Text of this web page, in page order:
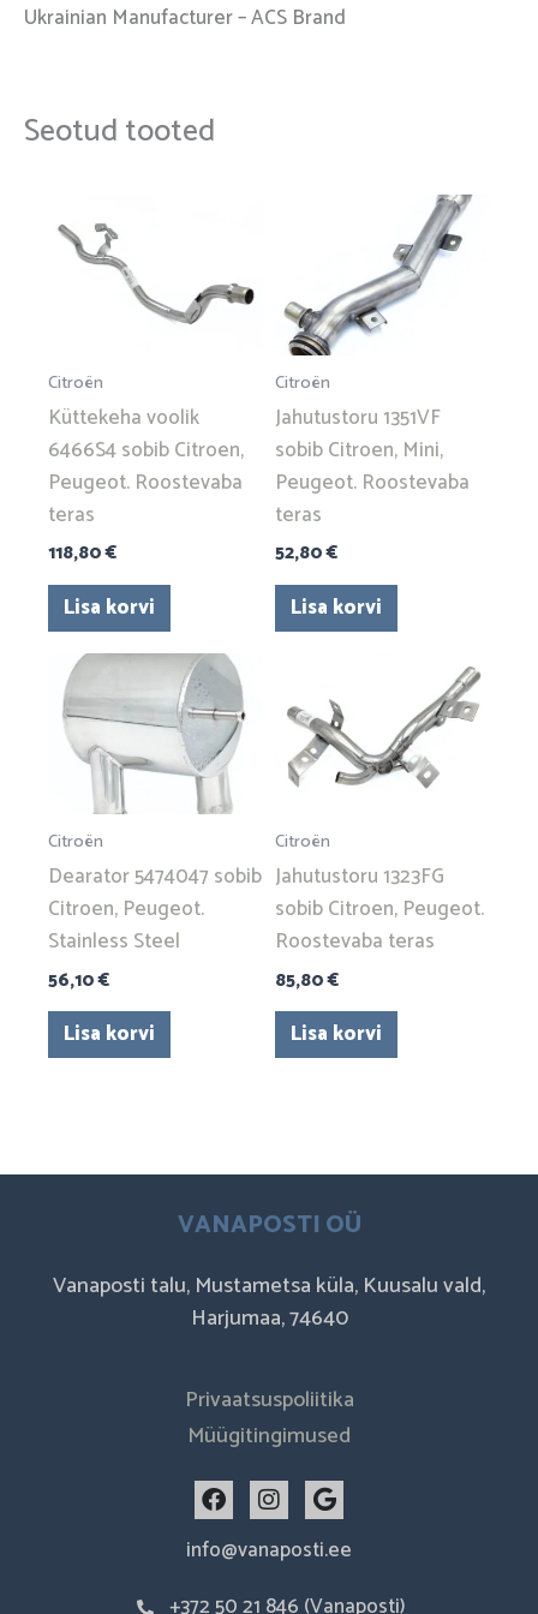
Ukrainian Manufacturer – ACS Brand
Seotud tooted
Citroën
Küttekeha voolik
6466S4 sobib Citroen,
Peugeot. Roostevaba
teras
118,80€
Lisa korvi
Citroën
Jahutustoru 1351VF
sobib Citroen, Mini,
Peugeot. Roostevaba
teras
52,80€
Lisa korvi
Citroën
Dearator 5474047 sobib
Citroen, Peugeot.
Stainless Steel
56,10€
Lisa korvi
Citroën
Jahutustoru 1323FG
sobib Citroen, Peugeot.
Roostevaba teras
85,80€
Lisa korvi
VANAPOSTI OÜ
Vanaposti talu, Mustametsa küla, Kuusalu vald,
Harjumaa, 74640
Privaatsuspoliitika
Müügitingimused
F
a
c
e
I
n
s
t
G
o
o
g
info@vanaposti.ee
+372 50 21 846 (Vanaposti)